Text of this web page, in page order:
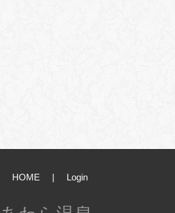
HOME | Login